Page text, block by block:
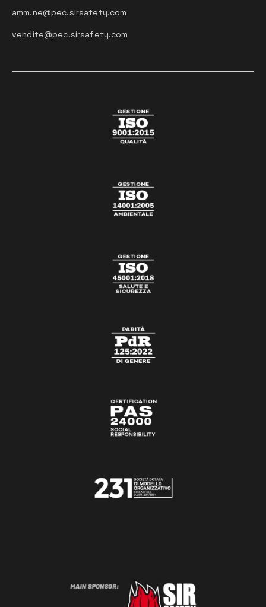
amm.ne@pec.sirsafety.com
vendite@pec.sirsafety.com